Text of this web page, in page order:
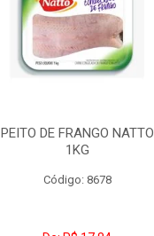
PEITO DE FRANGO NATTO
1KG
Código: 8678